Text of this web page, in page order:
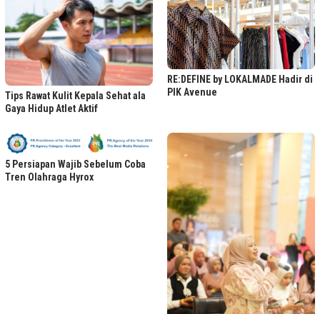
Tips Rawat Kulit Kepala Sehat ala
Gaya Hidup Atlet Aktif
RE:DEFINE by LOKALMADE Hadir di
PIK Avenue
5 Persiapan Wajib Sebelum Coba
Tren Olahraga Hyrox